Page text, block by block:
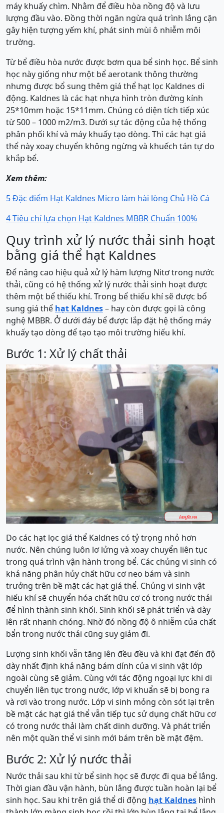
máy khuấy chìm. Nhằm để điều hòa nồng độ và lưu
lượng đầu vào. Đồng thời ngăn ngừa quá trình lắng cặn
gây hiện tượng yếm khí, phát sinh mùi ô nhiễm môi
trường.
Từ bể điều hòa nước được bơm qua bể sinh học. Bể sinh
học này giống như một bể aerotank thông thường
nhưng được bổ sung thêm giá thể hạt lọc Kaldnes di
động. Kaldnes là các hạt nhựa hình tròn đường kính
25*10mm hoặc 15*11mm. Chúng có diện tích tiếp xúc
từ 500 – 1000 m2/m3. Dưới sự tác động của hệ thống
phân phối khí và máy khuấy tạo dòng. Thì các hạt giá
thể này xoay chuyển không ngừng và khuếch tán tự do
khắp bể.
Xem thêm:
5 Đặc điểm Hạt Kaldnes Micro làm hài lòng Chủ Hồ Cá
4 Tiêu chí lựa chọn Hạt Kaldnes MBBR Chuẩn 100%
Quy trình xử lý nước thải sinh hoạt
bằng giá thể hạt Kaldnes
Để nâng cao hiệu quả xử lý hàm lượng Nitơ trong nước
thải, cũng có hệ thống xử lý nước thải sinh hoạt được
thêm một bể thiếu khí. Trong bể thiếu khí sẽ được bổ
sung giá thể hạt Kaldnes– hay còn được gọi là công
nghệ MBBR. Ở dưới đáy bể được lắp đặt hệ thống máy
khuấy tạo dòng để tạo tạo môi trường hiếu khí.
Bước 1: Xử lý chất thải
Do các hạt lọc giá thể Kaldnes có tỷ trọng nhỏ hơn
nước. Nên chúng luôn lơ lửng và xoay chuyển liên tục
trong quá trình vận hành trong bể. Các chủng vi sinh có
khả năng phân hủy chất hữu cơ neo bám và sinh
trưởng trên bề mặt các hạt giá thể. Chủng vi sinh vật
hiếu khí sẽ chuyển hóa chất hữu cơ có trong nước thải
để hình thành sinh khối. Sinh khối sẽ phát triển và dày
lên rất nhanh chóng. Nhờ đó nồng độ ô nhiễm của chất
bẩn trong nước thải cũng suy giảm đi.
Lượng sinh khối vẫn tăng lên đều đều và khi đạt đến độ
dày nhất định khả năng bám dính của vi sinh vật lớp
ngoài cùng sẽ giảm. Cùng với tác động ngoại lực khi di
chuyển liên tục trong nước, lớp vi khuẩn sẽ bị bong ra
và rơi vào trong nước. Lớp vi sinh mỏng còn sót lại trên
bề mặt các hạt giá thể vẫn tiếp tục sử dụng chất hữu cơ
có trong nước thải làm chất dinh dưỡng. Và phát triển
nên một quần thể vi sinh mới bám trên bề mặt đệm.
Bước 2: Xử lý nước thải
Nước thải sau khi từ bể sinh học sẽ được đi qua bể lắng.
Thời gian đầu vận hành, bùn lắng được tuần hoàn lại bể
sinh học. Sau khi trên giá thể di động hạt Kaldnes hình